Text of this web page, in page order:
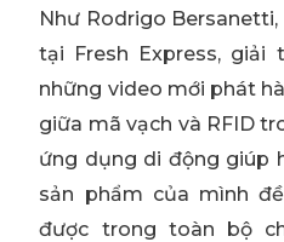
Như Rodrigo
tại Fresh Express,
những video mới phát
giữa mã vạch và RFID
ứng dụng di động giúp
sản phẩm của mình
được trong toàn bộ